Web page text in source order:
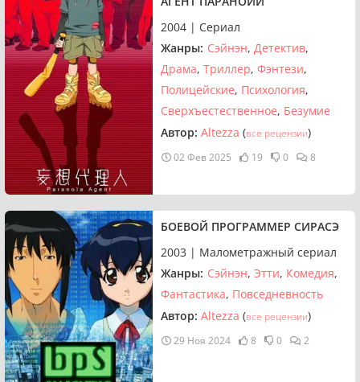
2004 | Сериал
Жанры: Сэйнэн Детектив
Драма Триллер Фэнтези
Полицейские Психология
Сверхъестественное Безумие
Автор: Altezza (все рецензии)
02 Фев 2025 19 0 8
БОЕВОЙ ПРОГРАММЕР СИРАСЭ
2003 | Малометражный сериал
Жанры: Сэйнэн Этти Комедия
Фантастика Повседневность
Автор: Altezza (все рецензии)
29 Ноя 2024 8 0 2